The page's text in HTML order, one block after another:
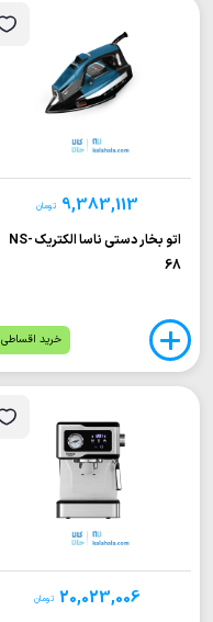
9,383,113 تومان
اتو بخار دستی ناسا الکتریک NS-
68
خرید اقساطی
20,023,006 تومان